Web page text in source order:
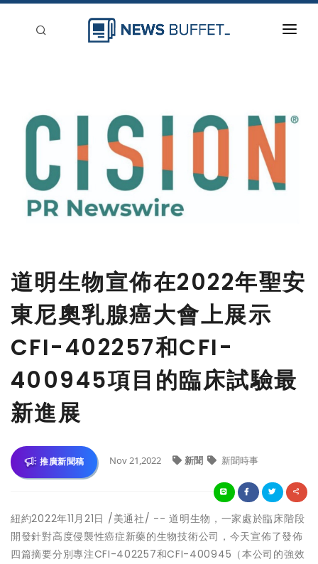
登入
道明生物宣佈在2022年聖安
東尼奧乳腺癌大會上展示
CFI-402257和CFI-
400945項目的臨床試驗最
新進展
推廣新聞稿 Nov 21,2022 新聞 新聞時事
紐約2022年11月21日 /美通社/ -- 道明生物，一家處於臨床階段
開發針對高度侵襲性癌症新藥的生物技術公司，今天宣佈了發佈
四篇摘要分別專注CFI-402257和CFI-400945（本公司的強效